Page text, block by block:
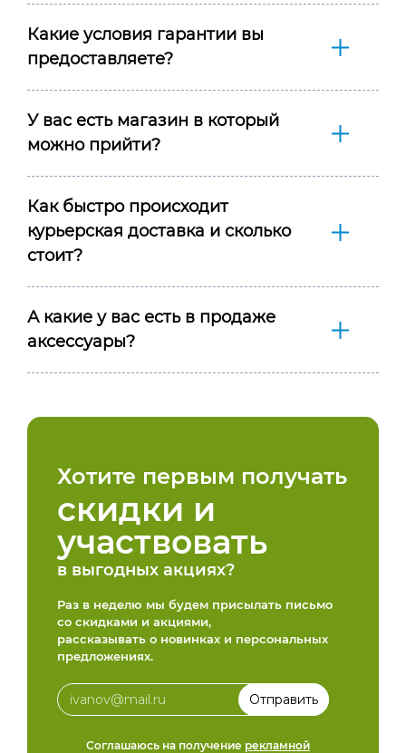
Какие условия гарантии вы
предоставляете?
У вас есть магазин в который
можно прийти?
Как быстро происходит
курьерская доставка и сколько
стоит?
А какие у вас есть в продаже
аксессуары?
Хотите первым получать
скидки и
участвовать
в выгодных акциях?
Раз в неделю мы будем присылать письмо
со скидками и акциями,
рассказывать о новинках и персональных
предложениях.
Соглашаюсь на получение рекламной